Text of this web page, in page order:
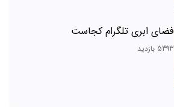
فضای ابری تلگرام کجاست
5393 بازدید